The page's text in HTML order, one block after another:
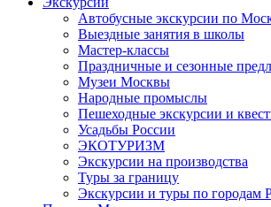
Автобусные экскурсии по
Выездные занятия в школы
Мастер-классы
Праздничные и сезонные
Музеи Москвы
Народные промыслы
Пешеходные экскурсии и
Усадьбы России
ЭКОТУРИЗМ
Экскурсии на производства
Туры за границу
Экскурсии и туры по городам